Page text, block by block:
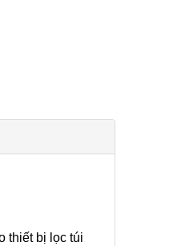
thiết bị lọc túi